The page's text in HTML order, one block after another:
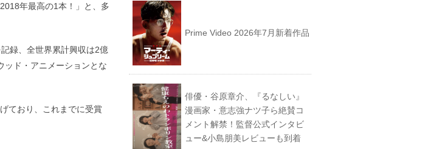
年最高の1本！」と、多
録、全世界累計興収は2億
ッド・アニメーションとな
ており、これまでに受賞
Prime Video 2026年7月新着作品
俳優・谷原章介、『るなしい』
漫画家・意志強ナツ子ら絶賛コ
メント解禁！監督公式インタビ
ュー&小島朋美レビューも到着